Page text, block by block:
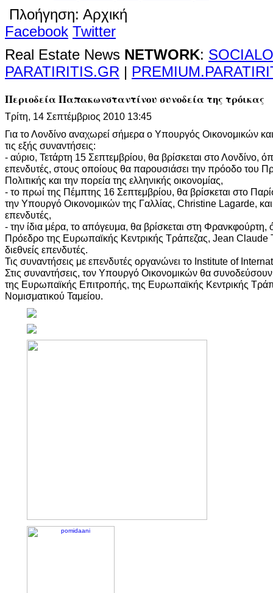
Πλοήγηση: Αρχική
Facebook Twitter
Real Estate News NETWORK:
PARATIRITIS.GR |
Περιοδεία Παπακωνσταντίνου συνοδεία της τρόικας
Τρίτη, 14 Σεπτέμβριος 2010 13:45
Για το Λονδίνο αναχωρεί σήμερα ο Υπουργός Οικονομικών και
τις εξής συναντήσεις:
- αύριο, Τετάρτη 15 Σεπτεμβρίου, θα βρίσκεται στο Λονδίνο,
επενδυτές, στους οποίους θα παρουσιάσει την πρόοδο του
Πολιτικής και την πορεία της ελληνικής οικονομίας,
- το πρωί της Πέμπτης 16 Σεπτεμβρίου, θα βρίσκεται στο
την Υπουργό Οικονομικών της Γαλλίας, Christine Lagarde, και
επενδυτές,
- την ίδια μέρα, το απόγευμα, θα βρίσκεται στη Φρανκφούρτη,
Πρόεδρο της Ευρωπαϊκής Κεντρικής Τράπεζας, Jean Claude
διεθνείς επενδυτές.
Τις συναντήσεις με επενδυτές οργανώνει το Institute of
Στις συναντήσεις, τον Υπουργό Οικονομικών θα συνοδεύσουν
της Ευρωπαϊκής Επιτροπής, της Ευρωπαϊκής Κεντρικής
Νομισματικού Ταμείου.